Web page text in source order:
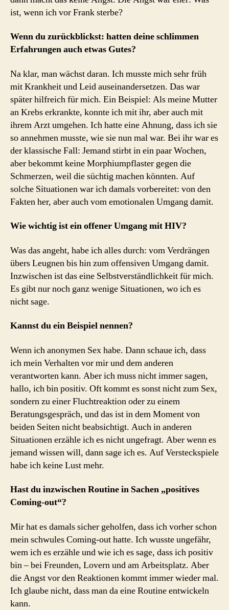
ist, wenn ich vor Frank sterbe?
Wenn du zurückblickst: hatten deine schlimmen
Erfahrungen auch etwas Gutes?
Na klar, man wächst daran. Ich musste mich sehr früh
mit Krankheit und Leid auseinandersetzen. Das war
später hilfreich für mich. Ein Beispiel: Als meine Mutter
an Krebs erkrankte, konnte ich mit ihr, aber auch mit
ihrem Arzt umgehen. Ich hatte eine Ahnung, dass ich sie
so annehmen musste, wie sie nun mal war. Bei ihr war es
der klassische Fall: Jemand stirbt in ein paar Wochen,
aber bekommt keine Morphiumpflaster gegen die
Schmerzen, weil die süchtig machen könnten. Auf
solche Situationen war ich damals vorbereitet: von den
Fakten her, aber auch vom emotionalen Umgang damit.
Wie wichtig ist ein offener Umgang mit HIV?
Was das angeht, habe ich alles durch: vom Verdrängen
übers Leugnen bis hin zum offensiven Umgang damit.
Inzwischen ist das eine Selbstverständlichkeit für mich.
Es gibt nur noch ganz wenige Situationen, wo ich es
nicht sage.
Kannst du ein Beispiel nennen?
Wenn ich anonymen Sex habe. Dann schaue ich, dass
ich mein Verhalten vor mir und dem anderen
verantworten kann. Aber ich muss nicht immer sagen,
hallo, ich bin positiv. Oft kommt es sonst nicht zum Sex,
sondern zu einer Fluchtreaktion oder zu einem
Beratungsgespräch, und das ist in dem Moment von
beiden Seiten nicht beabsichtigt. Auch in anderen
Situationen erzähle ich es nicht ungefragt. Aber wenn es
jemand wissen will, dann sage ich es. Auf Versteckspiele
habe ich keine Lust mehr.
Hast du inzwischen Routine in Sachen „positives
Coming-out“?
Mir hat es damals sicher geholfen, dass ich vorher schon
mein schwules Coming-out hatte. Ich wusste ungefähr,
wem ich es erzähle und wie ich es sage, dass ich positiv
bin – bei Freunden, Lovern und am Arbeitsplatz. Aber
die Angst vor den Reaktionen kommt immer wieder mal.
Ich glaube nicht, dass man da eine Routine entwickeln
kann.